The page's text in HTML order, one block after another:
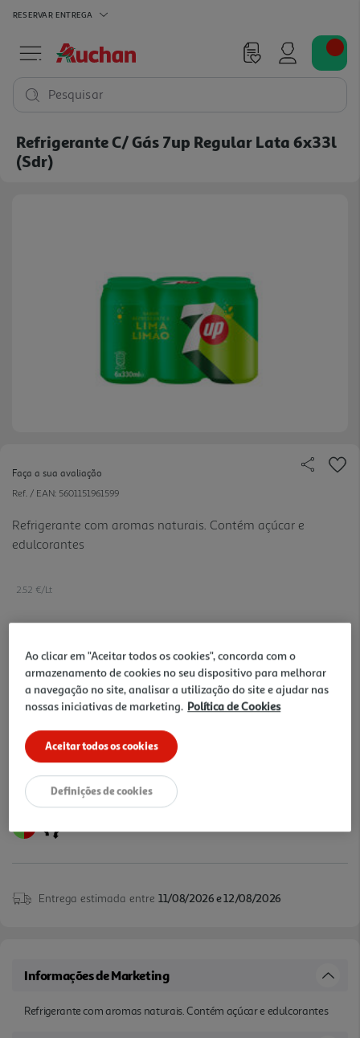
RESERVAR ENTREGA
Pesquisar
Refrigerante C/ Gás 7up Regular Lata 6x33l
(sdr)
Faça a sua avaliação
Ref. / EAN: 5601151961599
Refrigerante com aromas naturais. Contém açúcar e
edulcorantes
2.52 €/Lt
4,99 €
+0,60 € Depósito
Notas de preparação
Entrega estimada entre 11/08/2026 e 12/08/2026
Informações de Marketing
Refrigerante com aromas naturais. Contém açúcar e edulcorantes
Ao clicar em "Aceitar todos os cookies", concorda com o
armazenamento de cookies no seu dispositivo para melhorar
a navegação no site, analisar a utilização do site e ajudar nas
nossas iniciativas de marketing. Política de Cookies
Aceitar todos os cookies
Definições de cookies